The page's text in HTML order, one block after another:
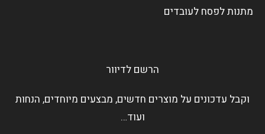
מתנות לפסח לעובדים
הרשם לדיוור
וקבל עדכונים על מוצרים חדשים, מבצעים מיוחדים, הנחות
ועוד…